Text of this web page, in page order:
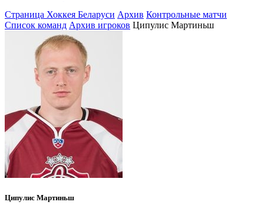
Страница Хоккея Беларуси Архив Контрольные матчи
Список команд Архив игроков Ципулис Мартиньш
Ципулис Мартиньш